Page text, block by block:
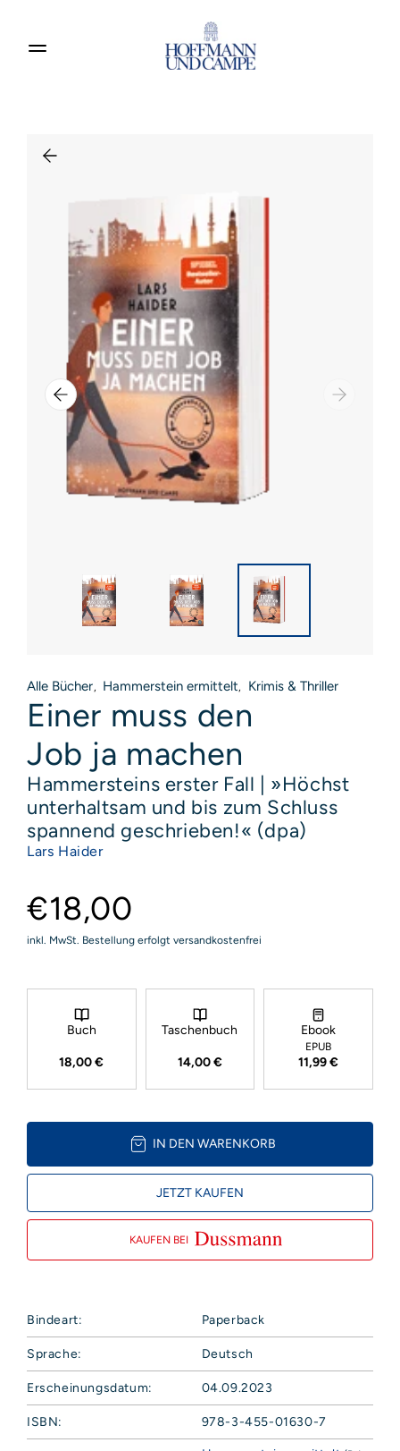
Produkte entdecken
Alle Bücher, Hammerstein ermittelt, Krimis & Thriller
Einer muss den
Job ja machen
Hammersteins erster Fall | »Höchst
unterhaltsam und bis zum Schluss
spannend geschrieben!« (dpa)
Lars Haider
€18,00
inkl. MwSt. Bestellung erfolgt versandkostenfrei
Buch
18,00 €
Taschenbuch
14,00 €
Ebook
EPUB
11,99 €
IN DEN WARENKORB
JETZT KAUFEN
KAUFEN BEI
Bindeart: Paperback
Sprache: Deutsch
Erscheinungsdatum: 04.09.2023
ISBN: 978-3-455-01630-7